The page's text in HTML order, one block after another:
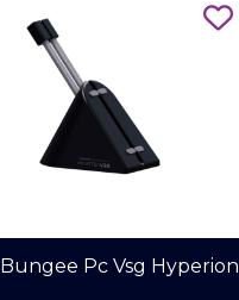
Pc Vsg Hyperion